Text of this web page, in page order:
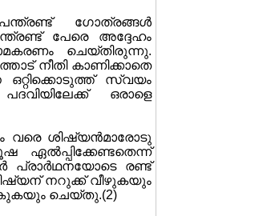
ഗോത്രങ്ങള്‍
പേരെ അദ്ദേഹം
ചെയ്തിരുന്നു.
നീതി കാണിക്കാതെ
സ്വയം
ഒരാളെ
വരെ ശിഷ്യന്‍മാരോടു
പ്രാര്‍ഥനയോടെ രണ്ട്
നറുക്ക് വീഴുകയും
ചെയ്തു.(2)